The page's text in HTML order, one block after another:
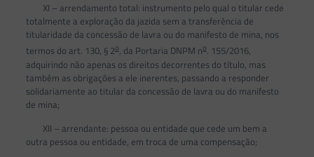
XI – arrendamento total: instrumento pelo qual o titular cede
totalmente a exploração da jazida sem a transferência de
titularidade da concessão de lavra ou do manifesto de mina, nos
termos do art. 130, § 2o, da Portaria DNPM no. 155/2016,
adquirindo não apenas os direitos decorrentes do título, mas
também as obrigações a ele inerentes, passando a responder
solidariamente ao titular da concessão de lavra ou do manifesto
de mina;
XII – arrendante: pessoa ou entidade que cede um bem a
outra pessoa ou entidade, em troca de uma compensação;